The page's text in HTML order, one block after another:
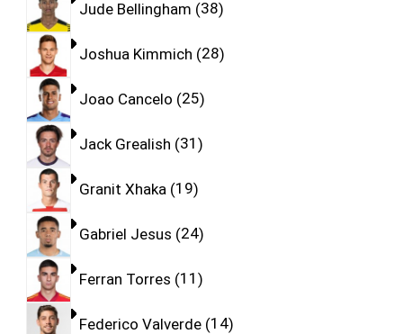
Jude Bellingham 38
Joshua Kimmich 28
Joao Cancelo 25
Jack Grealish 31
Granit Xhaka 19
Gabriel Jesus 24
Ferran Torres 11
Federico Valverde 14